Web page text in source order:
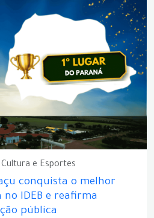
e Esportes
conquista o melhor
IDEB e reafirma
pública